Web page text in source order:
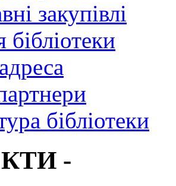
закупівлі
бібліотеки
бібліотеки
-